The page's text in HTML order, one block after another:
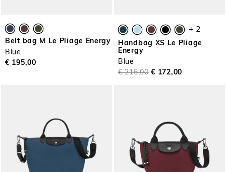
Belt bag M Le Pliage Energy
Blue
€ 195,00
+ 2
Handbag XS Le Pliage
Energy
Blue
€ 215,00 € 172,00